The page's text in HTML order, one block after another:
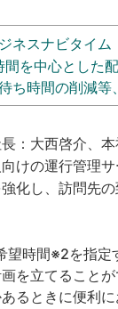
ネスナビタイ
を中心とした
ち時間の削減
：大西啓介、
けの運行管理
化し、訪問先
望時間※2を指定
を立てること
るときに便利に